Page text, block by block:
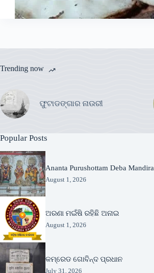
Trending now
ଫୁଟାଡଙ୍ଗାର ନାଉରୀ
Popular Posts
Ananta Purushottam Deba Mandira
August 1, 2026
ଅରଣା ମଇଁଷି ରହିଛି ଅନାଇ
August 1, 2026
କମ୍ରେଡ ଗୋବିନ୍ଦ ପ୍ରଧାନ
July 31, 2026